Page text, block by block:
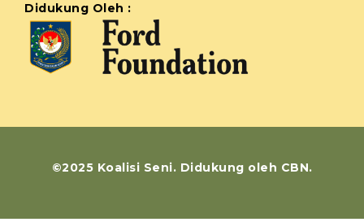
Didukung Oleh :
©2025 Koalisi Seni. Didukung oleh CBN.